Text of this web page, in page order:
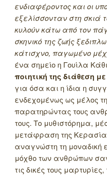
ενδιαφέροντος και οι
εξελίσσονταν στη σκιά
κυλούν κάτω από τον
σκηνικό της ζωής
κάτισχνο, παγωμένο
ένα σημείο η Γουίλα
ποιητική της διάθεση
για όσα και η ίδια η
ενδεχομένως ως μέλος
παρατηρώντας τους
τους. Το μυθιστόρημα,
μετάφραση της
αναγνώστη τη μοναδική
μόχθο των ανθρώπων
τις δικές τους